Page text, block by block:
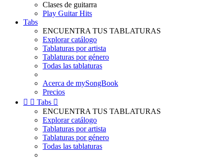
Clases de guitarra
Play Guitar Hits
Tabs
ENCUENTRA TUS TABLATURAS
Explorar catálogo
Tablaturas por artista
Tablaturas por género
Todas las tablaturas
Acerca de mySongBook
Precios
  Tabs 
ENCUENTRA TUS TABLATURAS
Explorar catálogo
Tablaturas por artista
Tablaturas por género
Todas las tablaturas